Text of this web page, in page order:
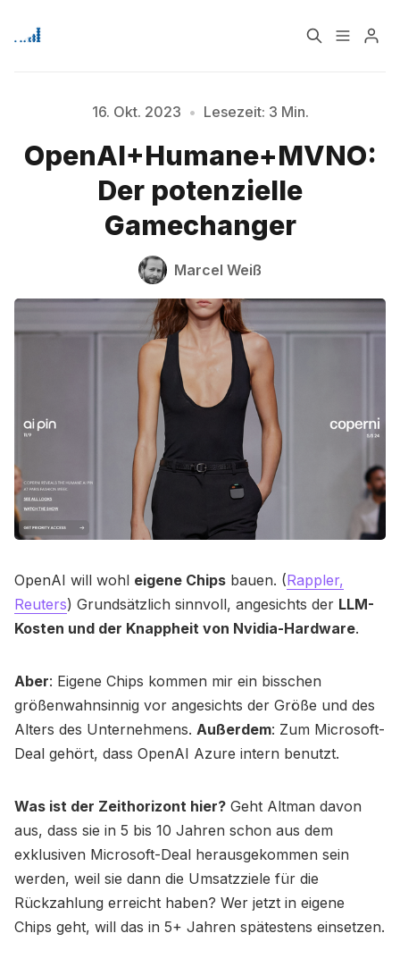
Signup
Bitte geben Sie mindestens 3 Zeichen ein
16. Okt. 2023 • Lesezeit: 3 Min.
OpenAI+Humane+MVNO:
Der potenzielle
Gamechanger
Marcel Weiß
OpenAI will wohl eigene Chips bauen. (Rappler,
Reuters) Grundsätzlich sinnvoll, angesichts der LLM-
Kosten und der Knappheit von Nvidia-Hardware.
Aber: Eigene Chips kommen mir ein bisschen
größenwahnsinnig vor angesichts der Größe und des
Alters des Unternehmens. Außerdem: Zum Microsoft-
Deal gehört, dass OpenAI Azure intern benutzt.
Was ist der Zeithorizont hier? Geht Altman davon
aus, dass sie in 5 bis 10 Jahren schon aus dem
exklusiven Microsoft-Deal herausgekommen sein
werden, weil sie dann die Umsatzziele für die
Rückzahlung erreicht haben? Wer jetzt in eigene
Chips geht, will das in 5+ Jahren spätestens einsetzen.